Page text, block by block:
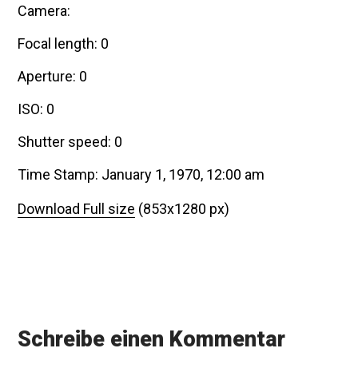
Camera:
Focal length: 0
Aperture: 0
ISO: 0
Shutter speed: 0
Time Stamp: January 1, 1970, 12:00 am
Download Full size (853x1280 px)
Schreibe einen Kommentar